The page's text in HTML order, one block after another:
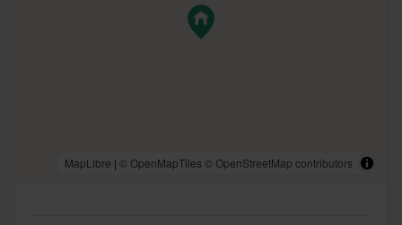
MapLibre | © OpenMapTiles © OpenStreetMap contributors